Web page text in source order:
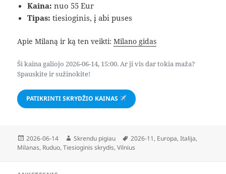
Kaina: nuo 55 Eur
Tipas: tiesioginis, į abi puses
Apie Milaną ir ką ten veikti:Milano gidas
Ši kaina galiojo 2026-06-14, 15:00. Ar ji vis dar tokia maža?
Spauskite ir sužinokite!
PATIKRINTI SKRYDŽIO KAINAS
Paskelbta
2026-06-14 Autorius
Skrendu pigiau Žymos
2026-11, Europa,Italija,
Milanas, Ruduo,Tiesioginis skrydis,Vilnius